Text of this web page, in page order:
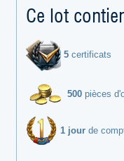
Ce lot
5 certificats
500 pièces
1 jour de